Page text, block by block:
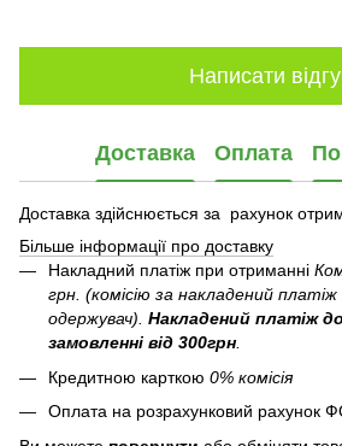
Написати
Доставка Оплата
Доставка здійснюється за рахунок
Більше інформації про доставку
Накладний платіж при отриманні
грн. (комісію за накладений
одержувач). Накладений платіж
замовленні від 300грн.
Кредитною карткою 0% комісія
Оплата на розрахунковий рахунок